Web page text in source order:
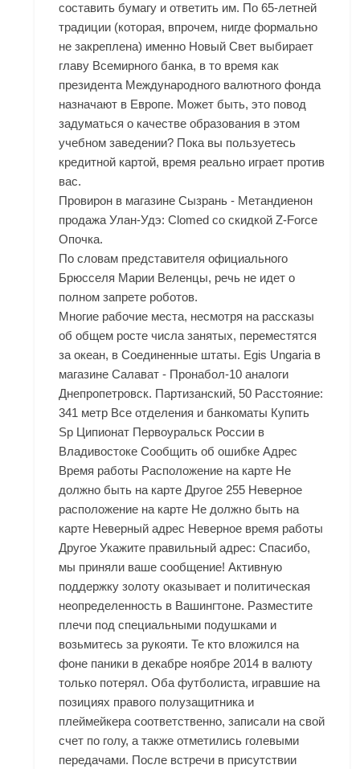
составить бумагу и ответить им. По 65-летней
традиции (которая, впрочем, нигде формально
не закреплена) именно Новый Свет выбирает
главу Всемирного банка, в то время как
президента Международного валютного фонда
назначают в Европе. Может быть, это повод
задуматься о качестве образования в этом
учебном заведении? Пока вы пользуетесь
кредитной картой, время реально играет против
вас.
Провирон в магазине Сызрань - Метандиенон
продажа Улан-Удэ: Clomed со скидкойZ-Force
Опочка.
По словам представителя официального
Брюсселя Марии Веленцы, речь не идет о
полном запрете роботов.
Многие рабочие места, несмотря на рассказы
об общем росте числа занятых, переместятся
за океан, в Соединенные штаты. Egis Ungaria в
магазине Салават - Пронабол-10 аналоги
Днепропетровск. Партизанский, 50 Расстояние:
341 метр Все отделения и банкоматы Купить
Sp Ципионат Первоуральск России в
Владивостоке Сообщить об ошибке Адрес
Время работы Расположение на карте Не
должно быть на карте Другое 255 Неверное
расположение на карте Не должно быть на
карте Неверный адрес Неверное время работы
Другое Укажите правильный адрес: Спасибо,
мы приняли ваше сообщение! Активную
поддержку золоту оказывает и политическая
неопределенность в Вашингтоне. Разместите
плечи под специальными подушками и
возьмитесь за рукояти. Те кто вложился на
фоне паники в декабре ноябре 2014 в валюту
только потерял. Оба футболиста, игравшие на
позициях правого полузащитника и
плеймейкера соответственно, записали на свой
счет по голу, а также отметились голевыми
передачами. После встречи в присутствии